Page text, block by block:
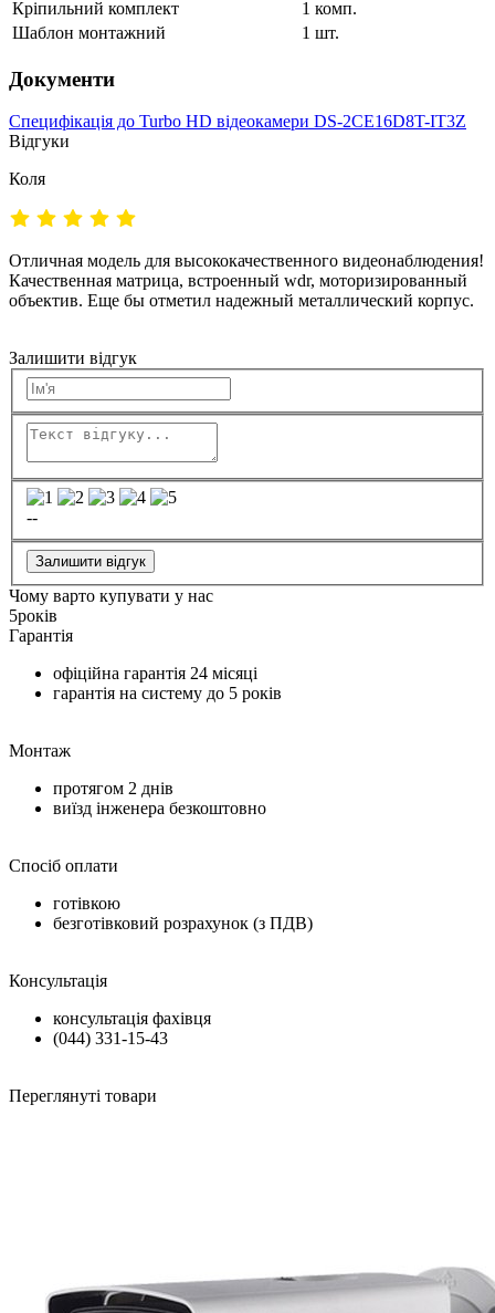
Кріпильний комплект
1 комп.
Шаблон монтажний
1 шт.
Документи
Специфікація до Turbo HD відеокамери DS-2CE16D8T-IT3Z
Відгуки
Коля
Отличная модель для высококачественного видеонаблюдения!
Качественная матрица, встроенный wdr, моторизированный
объектив. Еще бы отметил надежный металлический корпус.
Залишити відгук
--
Залишити відгук
Чому варто купувати у нас
5років
Гарантія
офіційна гарантія 24 місяці
гарантія на систему до 5 років
Монтаж
протягом 2 днів
виїзд інженера безкоштовно
Спосіб оплати
готівкою
безготівковий розрахунок (з ПДВ)
Консультація
консультація фахівця
(044) 331-15-43
Переглянуті товари